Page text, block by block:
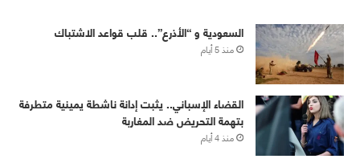
‏⁧‫السعودية‬⁩ و “الأذرع”.. قلب قواعد الاشتباك
منذ 5 أيام
القضاء الإسباني.. يثبت إدانة ناشطة يمينية متطرفة
بتهمة التحريض ضد المغاربة
منذ 4 أيام